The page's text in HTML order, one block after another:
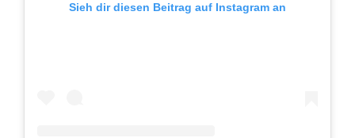
Sieh dir diesen Beitrag auf Instagram an